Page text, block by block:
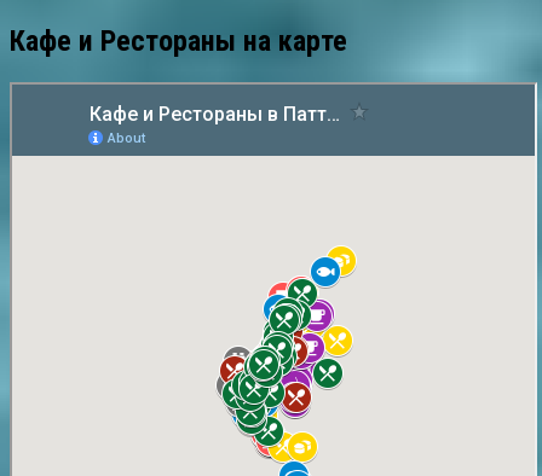
Кафе и Рестораны на карте